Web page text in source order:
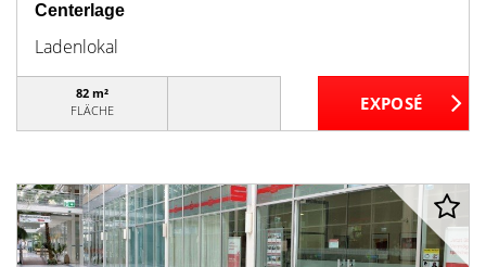
Centerlage
Ladenlokal
82 m²
FLÄCHE